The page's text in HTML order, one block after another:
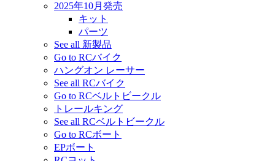
2025年10月発売
キット
パーツ
See all 新製品
Go to RCバイク
ハングオン レーサー
See all RCバイク
Go to RCベルトビークル
トレールキング
See all RCベルトビークル
Go to RCボート
EPボート